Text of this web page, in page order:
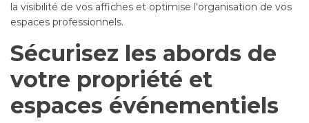
la visibilité de vos affiches et optimise l'organisation de vos
espaces professionnels.
Sécurisez les abords de
votre propriété et
espaces événementiels